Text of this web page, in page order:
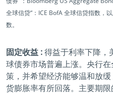
全球信贷“：ICE BofA 全球信贷指数，
数。
固定收益 :得益于利率下降，
球债券市场普遍上涨。央行
策，并希望经济能够温和放
货膨胀率有所回落。主要期